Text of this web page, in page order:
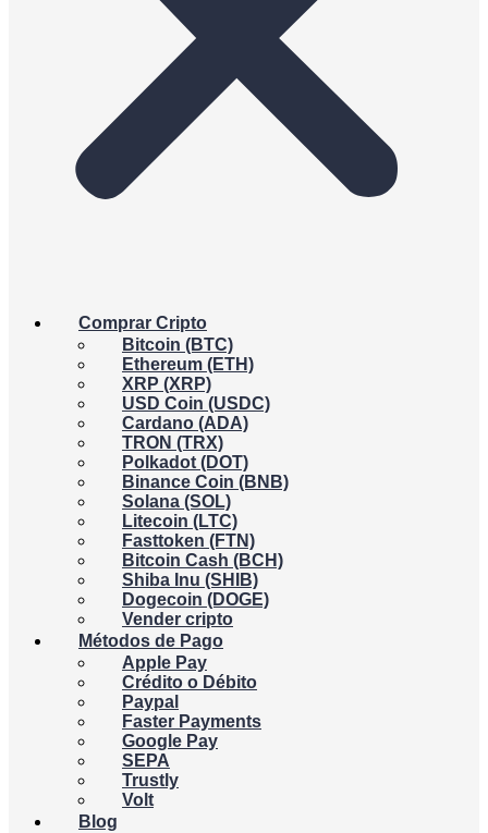
Comprar Cripto
Bitcoin (BTC)
Ethereum (ETH)
XRP (XRP)
USD Coin (USDC)
Cardano (ADA)
TRON (TRX)
Polkadot (DOT)
Binance Coin (BNB)
Solana (SOL)
Litecoin (LTC)
Fasttoken (FTN)
Bitcoin Cash (BCH)
Shiba Inu (SHIB)
Dogecoin (DOGE)
Vender cripto
Métodos de Pago
Apple Pay
Crédito o Débito
Paypal
Faster Payments
Google Pay
SEPA
Trustly
Volt
Blog